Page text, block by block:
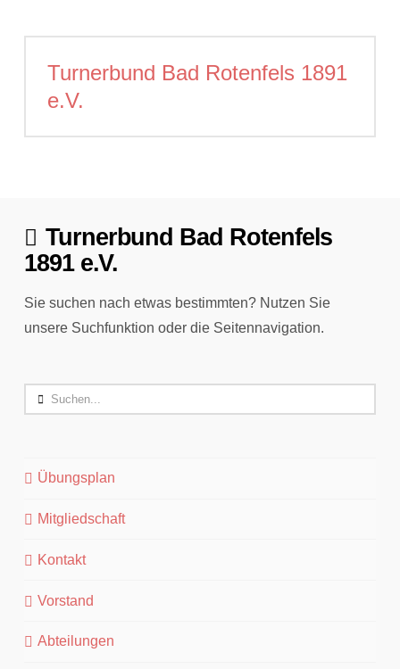
Turnerbund Bad Rotenfels 1891
e.V.
Turnerbund Bad Rotenfels
1891 e.V.
Sie suchen nach etwas bestimmten? Nutzen Sie
unsere Suchfunktion oder die Seitennavigation.
Search
Übungsplan
Mitgliedschaft
Kontakt
Vorstand
Abteilungen